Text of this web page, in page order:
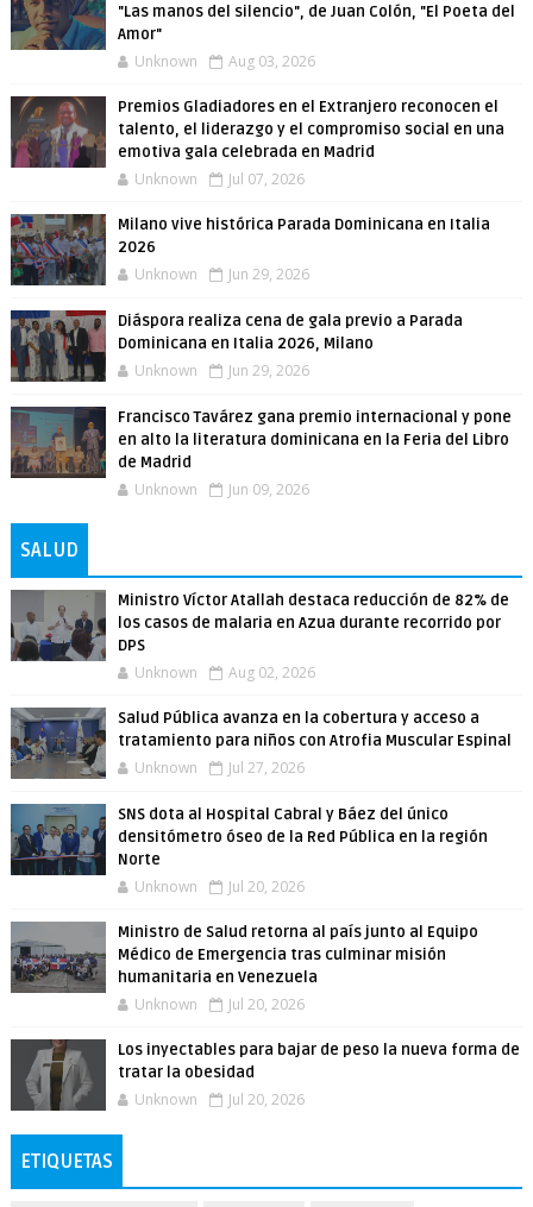
"Las manos del silencio", de Juan Colón, "El Poeta del
Amor"
Unknown Aug 03, 2026
Premios Gladiadores en el Extranjero reconocen el
talento, el liderazgo y el compromiso social en una
emotiva gala celebrada en Madrid
Unknown Jul 07, 2026
Milano vive histórica Parada Dominicana en Italia
2026
Unknown Jun 29, 2026
Diáspora realiza cena de gala previo a Parada
Dominicana en Italia 2026, Milano
Unknown Jun 29, 2026
Francisco Tavárez gana premio internacional y pone
en alto la literatura dominicana en la Feria del Libro
de Madrid
Unknown Jun 09, 2026
SALUD
Ministro Víctor Atallah destaca reducción de 82% de
los casos de malaria en Azua durante recorrido por
DPS
Unknown Aug 02, 2026
Salud Pública avanza en la cobertura y acceso a
tratamiento para niños con Atrofia Muscular Espinal
Unknown Jul 27, 2026
SNS dota al Hospital Cabral y Báez del único
densitómetro óseo de la Red Pública en la región
Norte
Unknown Jul 20, 2026
Ministro de Salud retorna al país junto al Equipo
Médico de Emergencia tras culminar misión
humanitaria en Venezuela
Unknown Jul 20, 2026
Los inyectables para bajar de peso la nueva forma de
tratar la obesidad
Unknown Jul 20, 2026
ETIQUETAS